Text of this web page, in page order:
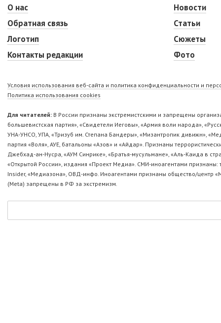
О нас
Обратная связь
Логотип
Контакты редакции
Новости
Статьи
Сюжеты
Фото
Условия использования веб-сайта и политика конфиденциальности и
Политика использования cookies
Для читателей: В России признаны экстремистскими и запрещены
большевистская партия», «Свидетели Иеговы», «Армия воли народа»,
УНА-УНСО, УПА, «Тризуб им. Степана Бандеры», «Мизантропик дивижн»,
партия «Воля», АУЕ, батальоны «Азов» и «Айдар». Признаны
Джебхад-ан-Нусра, «АУМ Синрике», «Братья-мусульмане», «Аль-Каида в
«Открытой России», издания «Проект Медиа». СМИ-иноагентами
Insider, «Медиазона», ОВД-инфо. Иноагентами признаны общество/центр
(Metа) запрещены в РФ за экстремизм.